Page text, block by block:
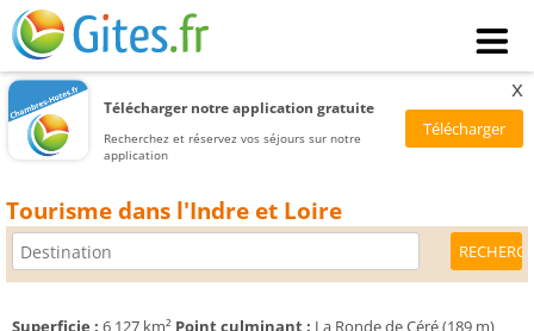
Télécharger notre application gratuite
Recherchez et réservez vos séjours sur notre
application
x
Tourisme dans l'Indre et Loire
Superficie : 6 127 km² Point culminant : La Ronde de Céré (189 m)